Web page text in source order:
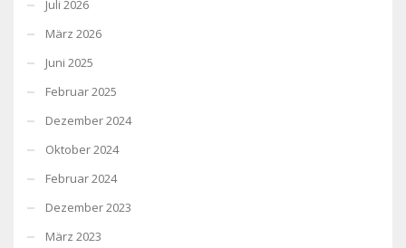
Juli 2026
März 2026
Juni 2025
Februar 2025
Dezember 2024
Oktober 2024
Februar 2024
Dezember 2023
März 2023